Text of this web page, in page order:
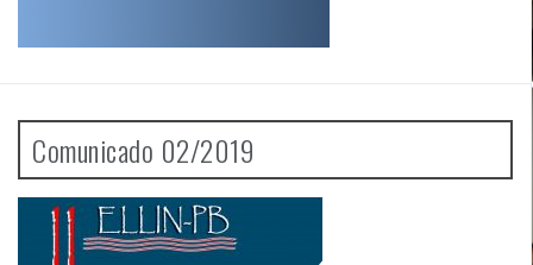
Comunicado 02/2019